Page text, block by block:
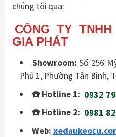
chúng tôi qua:
CÔNG TY
GIA PHÁT
Showroom: Số 256
Phú 1, Phường Tân Bình,
☎️ Hotline 1: 0932
☎️ Hotline 2: 0981
Web: